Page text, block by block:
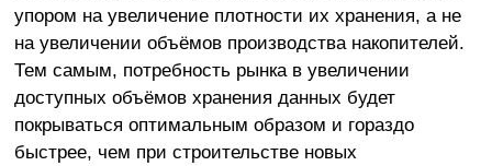
упором на увеличение плотности их хранения, а не
на увеличении объёмов производства накопителей.
Тем самым, потребность рынка в увеличении
доступных объёмов хранения данных будет
покрываться оптимальным образом и гораздо
быстрее, чем при строительстве новых